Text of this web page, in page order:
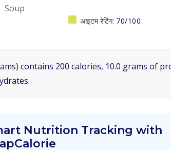
Soup
आइटम रेटिंग: 70/100
contains 200 calories, 10.0 grams of
Nutrition Tracking with